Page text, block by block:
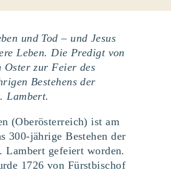
und Tod – und Jesus
Leben. Die Predigt von
Oster zur Feier des
Bestehens der
Lambert.
(Oberösterreich) ist am
300-jährige Bestehen der
Lambert gefeiert worden.
1726 von Fürstbischof